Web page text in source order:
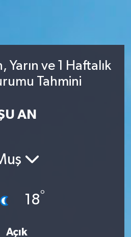
Yarın ve 1 Haftalık
Tahmini
AN
18°
Açık